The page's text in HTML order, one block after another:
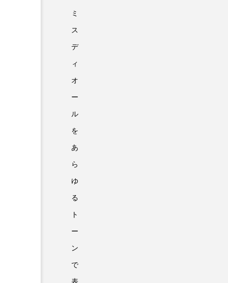
ミ
ス
デ
ィ
オ
ー
ル
を
あ
ら
ゆ
る
ト
ー
ン
で